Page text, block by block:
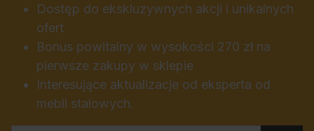
Dostęp do ekskluzywnych akcji i unikalnych
ofert
Bonus powitalny w wysokości 270 zł na
pierwsze zakupy w sklepie
Interesujące aktualizacje od eksperta od
mebli stalowych.